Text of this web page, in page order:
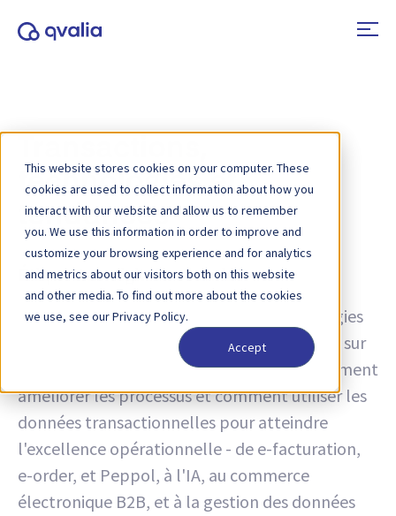
This website stores cookies on your computer. These
cookies are used to collect information about how you
interact with our website and allow us to remember
you. We use this information in order to improve and
customize your browsing experience and for analytics
and metrics about our visitors both on this website
and other media. To find out more about the cookies
we use, see our Privacy Policy.
Accept
technologies et
tendances
Étiquette :digitale sécurisé
Des idées sur les transactions, les technologies
et les tendances, ainsi que des informations sur
les mises à jour de produits. Découvrez comment
améliorer les processus et comment utiliser les
données transactionnelles pour atteindre
l'excellence opérationnelle - de e-facturation,
e-order, et Peppol, à l'IA, au commerce
électronique B2B, et à la gestion des données